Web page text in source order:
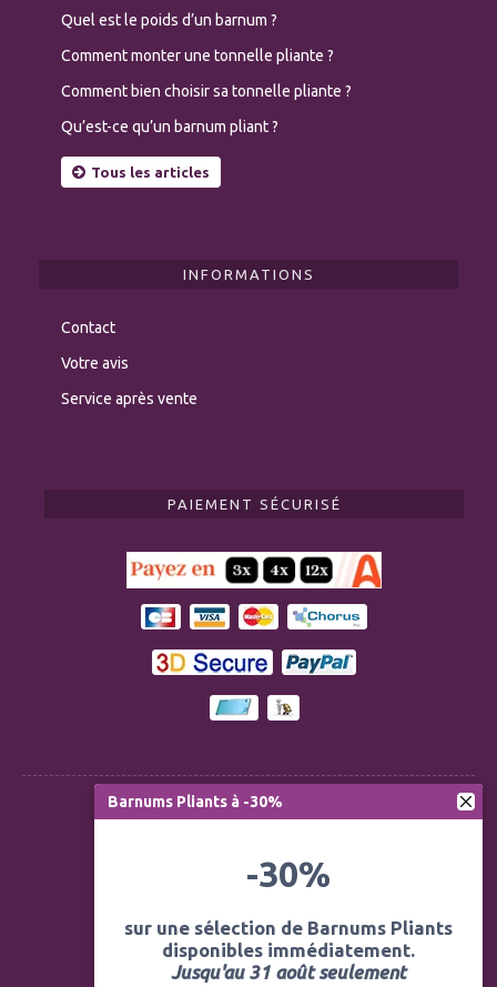
Quel est le poids d’un barnum ?
Comment monter une tonnelle pliante ?
Comment bien choisir sa tonnelle pliante ?
Qu’est-ce qu’un barnum pliant ?
Tous les articles
INFORMATIONS
Contact
Votre avis
Service après vente
PAIEMENT SÉCURISÉ
Modération des avis
Politique de confidentialité
Barnums Pliants à -30%
-30%
sur une sélection de Barnums Pliants
disponibles immédiatement.
Jusqu'au 31 août seulement